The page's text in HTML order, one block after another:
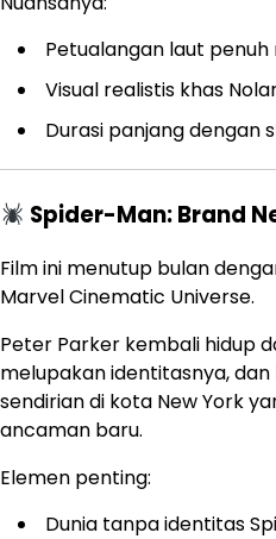
Petualangan laut
Visual realistis khas
Durasi panjang dengan
Spider-Man: Brand
Film ini menutup bulan
Marvel Cinematic Universe.
Peter Parker kembali hidup
melupakan identitasnya,
sendirian di kota New York
ancaman baru.
Elemen penting:
Dunia tanpa identitas